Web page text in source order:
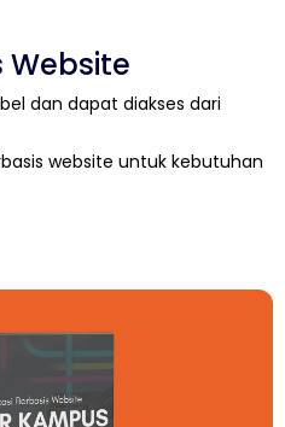
Website
dan dapat diakses dari
website untuk kebutuhan